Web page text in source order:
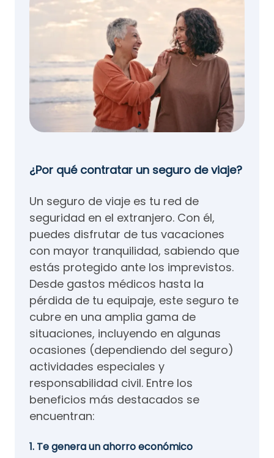
¿Por qué contratar un seguro de viaje?
Un seguro de viaje es tu red de
seguridad en el extranjero. Con él,
puedes disfrutar de tus vacaciones
con mayor tranquilidad, sabiendo que
estás protegido ante los imprevistos.
Desde gastos médicos hasta la
pérdida de tu equipaje, este seguro te
cubre en una amplia gama de
situaciones, incluyendo en algunas
ocasiones (dependiendo del seguro)
actividades especiales y
responsabilidad civil. Entre los
beneficios más destacados se
encuentran:
1. Te genera un ahorro económico